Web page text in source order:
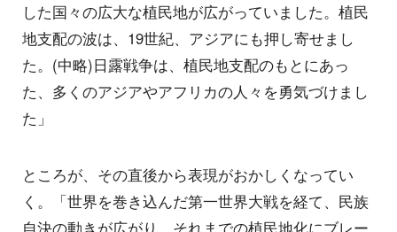
した国々の広大な植民地が広がっていました。植民
地支配の波は、19世紀、アジアにも押し寄せまし
た。(中略)日露戦争は、植民地支配のもとにあっ
た、多くのアジアやアフリカの人々を勇気づけまし
た」
ところが、その直後から表現がおかしくなってい
く。「世界を巻き込んだ第一世界大戦を経て、民族
自決の動きが広がり、それまでの植民地化にブレー